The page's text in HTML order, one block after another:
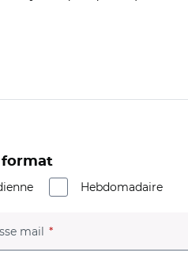
format
Hebdomadaire
mail (champ obligatoire)